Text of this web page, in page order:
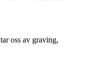
oss av graving,